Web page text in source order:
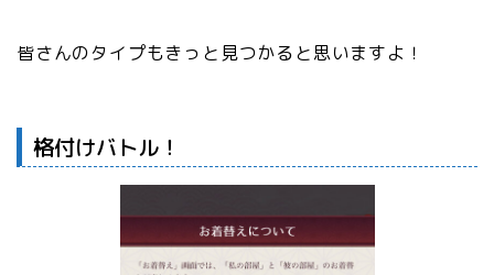
皆さんのタイプもきっと見つかると思いますよ！
格付けバトル！